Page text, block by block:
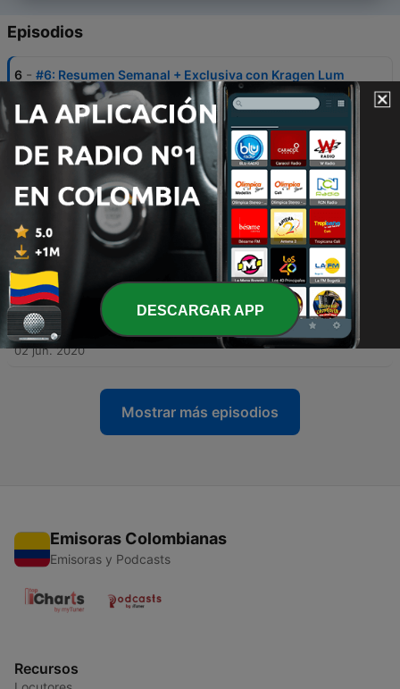
Episodios
6 - #6: Resumen Semanal + Exclusiva con Kragen Lum
(Heathen)
18 jul. 2020
5 - #5: Exclusiva con Blaze Bayley (ex Iron Maiden)
17 jun. 2020
4 - #4: Exclusiva con Diva Satánica (Nervosa)
11 jun. 2020
3 - #3: Especial ''In Rock'', No Todos Los Días Cumples
50 Años
04 jun. 2020
2 - #2:''Porque todos amamos el Master of Puppets''
02 jun. 2020
Mostrar más episodios
Emisoras Colombianas
Emisoras y Podcasts
Recursos
DESCARGAR APP